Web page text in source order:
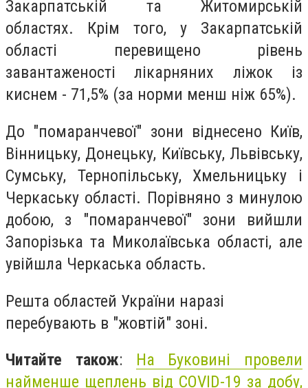
Закарпатській та Житомирській
областях. Крім того, у Закарпатській
області перевищено рівень
завантаженості лікарняних ліжок із
киснем - 71,5% (за норми менш ніж 65%).
До "помаранчевої" зони віднесено Київ,
Вінницьку, Донецьку, Київську, Львівську,
Сумську, Тернопільську, Хмельницьку і
Черкаську області. Порівняно з минулою
добою, з "помаранчевої" зони вийшли
Запорізька та Миколаївська області, але
увійшла Черкаська область.
Решта областей України наразі
перебувають в "жовтій" зоні.
Читайте також: На Буковині провели
найменше щеплень від COVID-19 за добу,